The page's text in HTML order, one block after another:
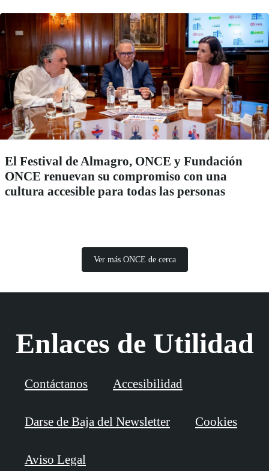
El Festival de Almagro, ONCE y Fundación
ONCE renuevan su compromiso con una
cultura accesible para todas las personas
Ver más ONCE de cerca
Enlaces de Utilidad
Contáctanos Accesibilidad
Darse de Baja del Newsletter Cookies
Aviso Legal